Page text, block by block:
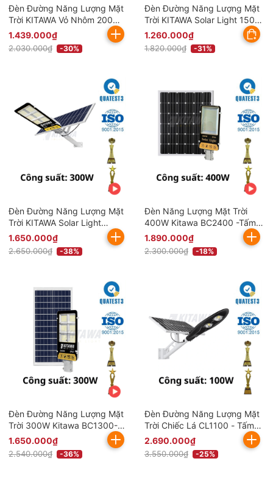
Đèn Đường Năng Lượng Mặt
Trời KITAWA Vỏ Nhôm 200W
BC1200 (Đã bao gồm VAT)
1.439.000₫
2.030.000₫ -30%
Đèn Đường Năng Lượng Mặt
Trời KITAWA Solar Light 150W
BC1150 (Đã bao gồm VAT)
1.260.000₫
1.820.000₫ -31%
Đèn Đường Năng Lượng Mặt
Trời KITAWA Solar Light
300W BC1300 (Đã bao gồm
VAT)
1.650.000₫
2.650.000₫ -38%
Đèn Năng Lượng Mặt Trời
400W Kitawa BC2400 -Tấm
Pin Mono Cao Cấp
1.890.000₫
2.300.000₫ -18%
Đèn Đường Năng Lượng Mặt
Trời 300W Kitawa BC1300-V
(Đã bao gồm VAT)
1.650.000₫
2.540.000₫ -36%
Đèn Đường Năng Lượng Mặt
Trời Chiếc Lá CL1100 - Tấm
Pin Mono
2.690.000₫
3.550.000₫ -25%